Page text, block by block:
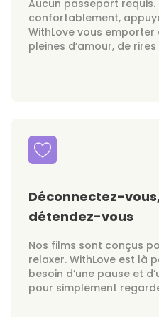
Aucun passeport
confortablement,
WithLove vous
pleines d’amour, de rires
Déconnectez-
détendez-vous
Nos films sont conçus
relaxer. WithLove est là
besoin d’une pause et
pour simplement